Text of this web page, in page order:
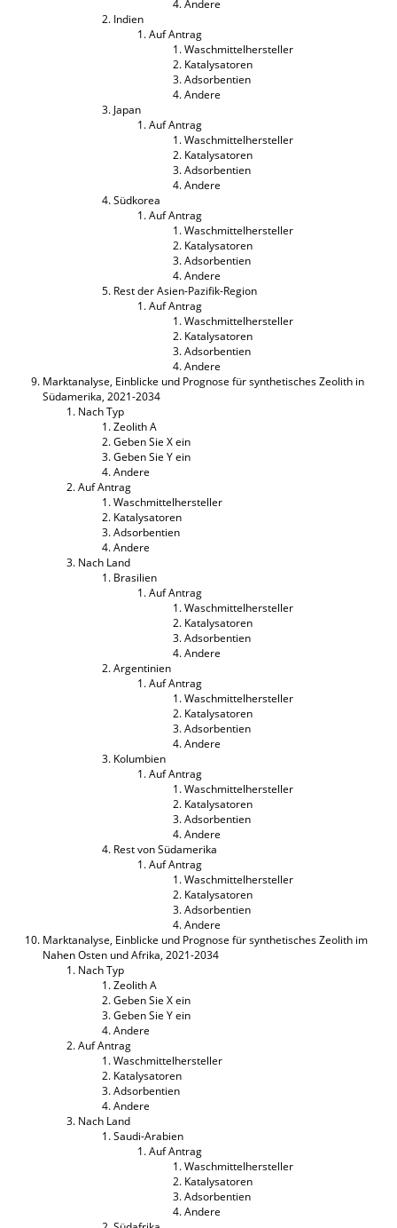
Andere
Indien
Auf Antrag
Waschmittelhersteller
Katalysatoren
Adsorbentien
Andere
Japan
Auf Antrag
Waschmittelhersteller
Katalysatoren
Adsorbentien
Andere
Südkorea
Auf Antrag
Waschmittelhersteller
Katalysatoren
Adsorbentien
Andere
Rest der Asien-Pazifik-Region
Auf Antrag
Waschmittelhersteller
Katalysatoren
Adsorbentien
Andere
Marktanalyse, Einblicke und Prognose für synthetisches Zeolith in
Südamerika, 2021-2034
Nach Typ
Zeolith A
Geben Sie X ein
Geben Sie Y ein
Andere
Auf Antrag
Waschmittelhersteller
Katalysatoren
Adsorbentien
Andere
Nach Land
Brasilien
Auf Antrag
Waschmittelhersteller
Katalysatoren
Adsorbentien
Andere
Argentinien
Auf Antrag
Waschmittelhersteller
Katalysatoren
Adsorbentien
Andere
Kolumbien
Auf Antrag
Waschmittelhersteller
Katalysatoren
Adsorbentien
Andere
Rest von Südamerika
Auf Antrag
Waschmittelhersteller
Katalysatoren
Adsorbentien
Andere
Marktanalyse, Einblicke und Prognose für synthetisches Zeolith im
Nahen Osten und Afrika, 2021-2034
Nach Typ
Zeolith A
Geben Sie X ein
Geben Sie Y ein
Andere
Auf Antrag
Waschmittelhersteller
Katalysatoren
Adsorbentien
Andere
Nach Land
Saudi-Arabien
Auf Antrag
Waschmittelhersteller
Katalysatoren
Adsorbentien
Andere